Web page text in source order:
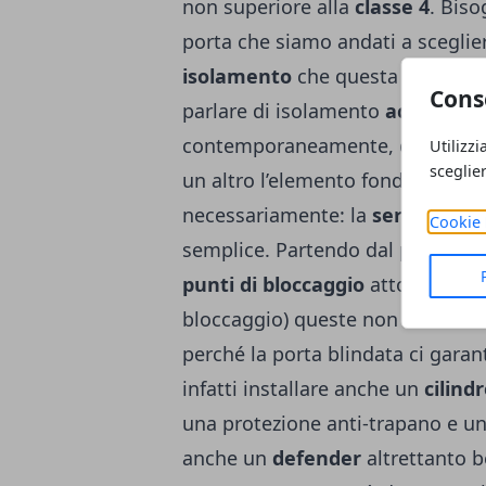
Cookie
non superiore alla classe 4.
porta che siamo andati a
isolamento che questa
parlare di isolamento acustico,
contemporaneamente,
un altro l’elemento
necessariamente: la serratura.
semplice. Partendo dal
punti di bloccaggio attorno al
bloccaggio) queste non sono le
perché la porta blindata ci
infatti installare anche un
una protezione anti-trapano e
anche un defender altrettanto